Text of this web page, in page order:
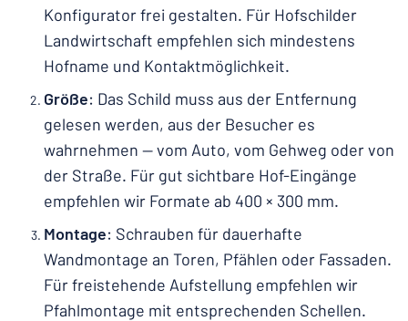
Konfigurator frei gestalten. Für Hofschilder
Landwirtschaft empfehlen sich mindestens
Hofname und Kontaktmöglichkeit.
Größe: Das Schild muss aus der Entfernung
gelesen werden, aus der Besucher es
wahrnehmen — vom Auto, vom Gehweg oder von
der Straße. Für gut sichtbare Hof-Eingänge
empfehlen wir Formate ab 400 × 300 mm.
Montage: Schrauben für dauerhafte
Wandmontage an Toren, Pfählen oder Fassaden.
Für freistehende Aufstellung empfehlen wir
Pfahlmontage mit entsprechenden Schellen.